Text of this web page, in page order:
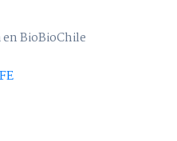
en BioBioChile